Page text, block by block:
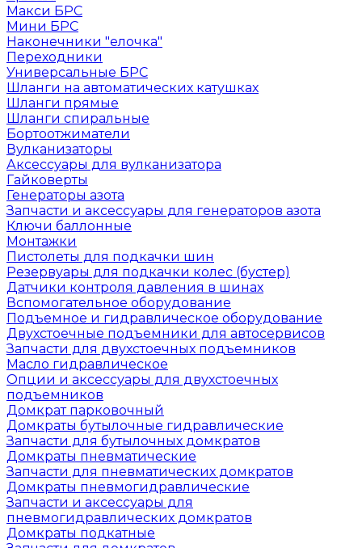
Макси БРС
Мини БРС
Наконечники "елочка"
Переходники
Универсальные БРС
Шланги на автоматических катушках
Шланги прямые
Шланги спиральные
Бортоотжиматели
Вулканизаторы
Аксессуары для вулканизатора
Гайковерты
Генераторы азота
Запчасти и аксессуары для генераторов азота
Ключи баллонные
Монтажки
Пистолеты для подкачки шин
Резервуары для подкачки колес (бустер)
Датчики контроля давления в шинах
Вспомогательное оборудование
Подъемное и гидравлическое оборудование
Двухстоечные подъемники для автосервисов
Запчасти для двухстоечных подъемников
Масло гидравлическое
Опции и аксессуары для двухстоечных
подъемников
Домкрат парковочный
Домкраты бутылочные гидравлические
Запчасти для бутылочных домкратов
Домкраты пневматические
Запчасти для пневматических домкратов
Домкраты пневмогидравлические
Запчасти и аксессуары для
пневмогидравлических домкратов
Домкраты подкатные